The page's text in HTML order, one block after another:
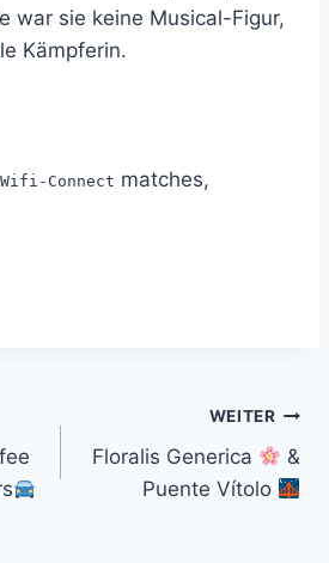
war sie keine Musical-Figur,
Kämpferin.
Wifi-Connect matches,
WEITER
Floralis Generica
&
Puente Vítolo